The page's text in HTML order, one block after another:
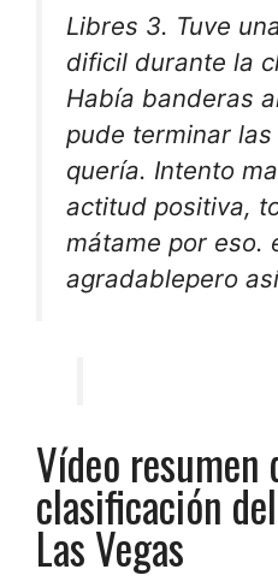
Libres 3. Tuve
dificil durante la
Había banderas
pude terminar
quería. Intento
actitud positiva,
mátame por eso.
agradablepero
Vídeo resumen
clasificación
Las Vegas